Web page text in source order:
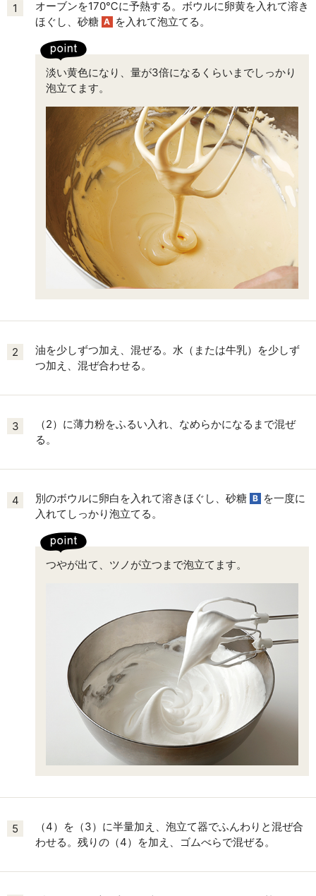
1
オーブンを170℃に予熱する。ボウルに卵黄を入れて溶き
ほぐし、砂糖 A を入れて泡立てる。
淡い黄色になり、量が3倍になるくらいまでしっかり
泡立てます。
2
油を少しずつ加え、混ぜる。水（または牛乳）を少しず
つ加え、混ぜ合わせる。
3
（2）に薄力粉をふるい入れ、なめらかになるまで混ぜ
る。
4 別のボウルに卵白を入れて溶きほぐし、砂糖 B
を一度に
入れてしっかり泡立てる。
つやが出て、ツノが立つまで泡立てます。
5
（4）を（3）に半量加え、泡立て器でふんわりと混ぜ合
わせる。残りの（4）を加え、ゴムべらで混ぜる。